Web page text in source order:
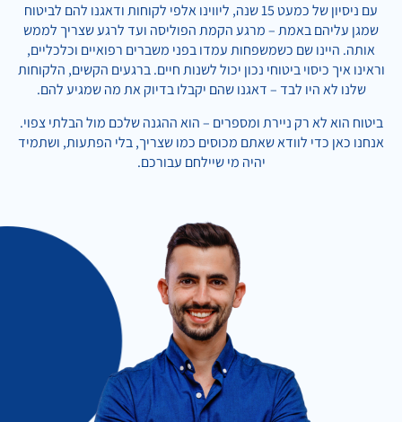
עם ניסיון של כמעט 15 שנה, ליווינו אלפי לקוחות ודאגנו להם לביטוח
שמגן עליהם באמת – מרגע הקמת הפוליסה ועד לרגע שצריך לממש
אותה. היינו שם כשמשפחות עמדו בפני משברים רפואיים וכלכליים,
וראינו איך כיסוי ביטוחי נכון יכול לשנות חיים. ברגעים הקשים, הלקוחות
שלנו לא היו לבד – דאגנו שהם יקבלו בדיוק את מה שמגיע להם.
ביטוח הוא לא רק ניירת ומספרים – הוא ההגנה שלכם מול הבלתי צפוי.
אנחנו כאן כדי לוודא שאתם מכוסים כמו שצריך, בלי הפתעות, ושתמיד
יהיה מי שיילחם עבורכם.